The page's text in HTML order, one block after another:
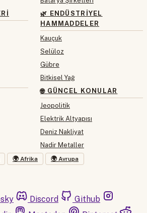
🌿 ENDÜSTRIYEL
HAMMADDELER
Kauçuk
Selüloz
Gübre
Bitkisel Yağ
🌐 GÜNCEL KONULAR
Jeopolitik
Elektrik Altyapısı
Deniz Nakliyat
Nadir Metaller
🌍 Afrika 🌍 Avrupa
Discord
Github